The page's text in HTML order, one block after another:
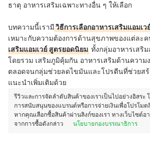
ธาตุ อาหารเสริมเฉพาะทางอื่น ๆ ให้เลือก
บทความนี้เรามีวิธีการเลือกอาหารเสริมแอมเว
เหมาะกับความต้องการด้านสุขภาพของแต่ละ
เสริมแอมเวย์ สูตรยอดนิยม ทั้งกลุ่มอาหารเสริ
โดยรวม เสริมภูมิคุ้มกัน อาหารเสริมด้านความ
ตลอดจนกลุ่มช่วยลดไขมันและโปรตีนที่ช่วยสร้
แนะนำเพิ่มเติมด้วย
รีวิวและการจัดลำดับสินค้าของเราเป็นไปอย่างอิสระ
การสนับสนุนของแบรนด์หรือการจ่ายเงินเพื่อโปรโม
หากคุณเลือกซื้อสินค้าผ่านลิงก์ของเรา ทางเว็บไซต์
จากการซื้อดังกล่าว
นโยบายกองบรรณาธิการ